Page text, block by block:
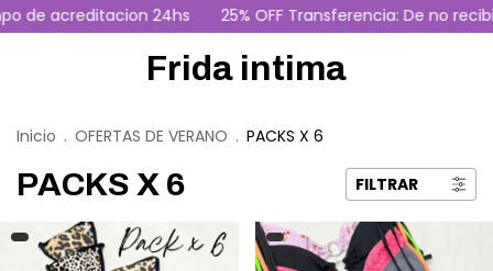
acreditacion 24hs 25% OFF Transferencia: De no recibir
Frida intima
Inicio . OFERTAS DE VERANO . PACKS X 6
PACKS X 6 FILTRAR